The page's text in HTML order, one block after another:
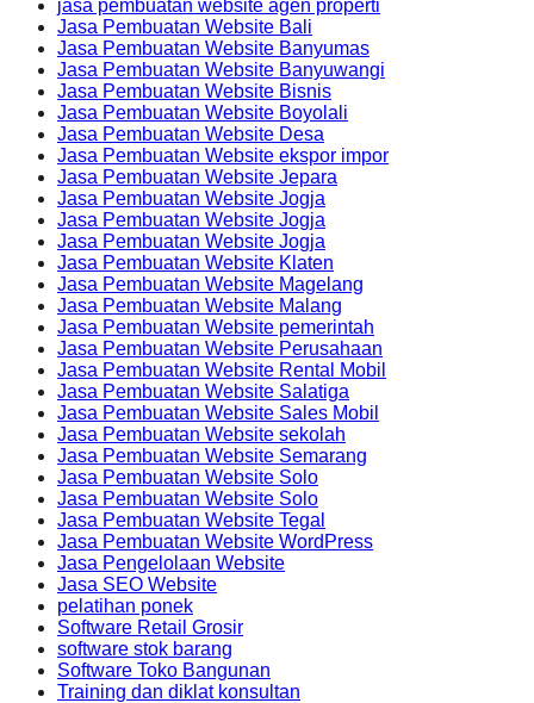
jasa pembuatan website agen properti
Jasa Pembuatan Website Bali
Jasa Pembuatan Website Banyumas
Jasa Pembuatan Website Banyuwangi
Jasa Pembuatan Website Bisnis
Jasa Pembuatan Website Boyolali
Jasa Pembuatan Website Desa
Jasa Pembuatan Website ekspor impor
Jasa Pembuatan Website Jepara
Jasa Pembuatan Website Jogja
Jasa Pembuatan Website Jogja
Jasa Pembuatan Website Jogja
Jasa Pembuatan Website Klaten
Jasa Pembuatan Website Magelang
Jasa Pembuatan Website Malang
Jasa Pembuatan Website pemerintah
Jasa Pembuatan Website Perusahaan
Jasa Pembuatan Website Rental Mobil
Jasa Pembuatan Website Salatiga
Jasa Pembuatan Website Sales Mobil
Jasa Pembuatan Website sekolah
Jasa Pembuatan Website Semarang
Jasa Pembuatan Website Solo
Jasa Pembuatan Website Solo
Jasa Pembuatan Website Tegal
Jasa Pembuatan Website WordPress
Jasa Pengelolaan Website
Jasa SEO Website
pelatihan ponek
Software Retail Grosir
software stok barang
Software Toko Bangunan
Training dan diklat konsultan